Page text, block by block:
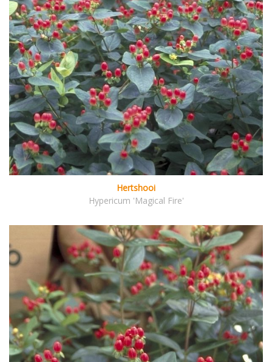
Hertshooi
Hypericum 'Magical Fire'